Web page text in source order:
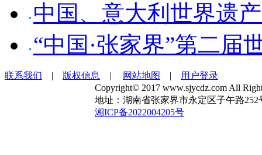
中国、意大利世界遗
“中国·张家界”第二届
联系我们 | 版权信息 | 网站地图 |
用户登录
Copyright© 2017 www.sjycdz.com All
地址：湖南省张家界市永定区子午路252
湘ICP备2022004205号